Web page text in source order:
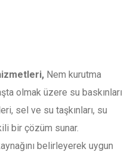
Nem kurutma
olmak üzere su baskınları
sel ve su taşkınları, su
bir çözüm sunar.
belirleyerek uygun